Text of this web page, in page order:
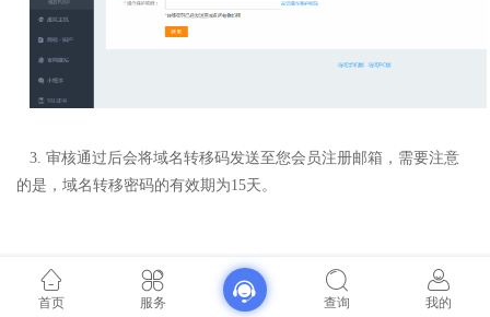
3 审核通过后会将域名转移码发送至您会员注册邮箱，需要注意
的是，域名转移密码的有效期为15天。
首页 服务 查询 我的